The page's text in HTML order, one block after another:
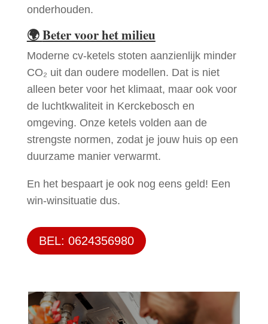
onderhouden.
🌍Beter voor het milieu
Moderne cv-ketels stoten aanzienlijk minder
CO₂ uit dan oudere modellen. Dat is niet
alleen beter voor het klimaat, maar ook voor
de luchtkwaliteit in Kerckebosch en
omgeving. Onze ketels volden aan de
strengste normen, zodat je jouw huis op een
duurzame manier verwarmt.
En het bespaart je ook nog eens geld! Een
win-winsituatie dus.
BEL: 0624356980